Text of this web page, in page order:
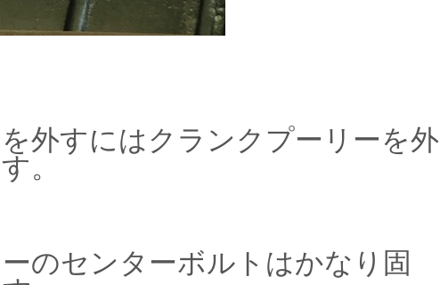
外すにはクランクプーリーを外
。
のセンターボルトはかなり固